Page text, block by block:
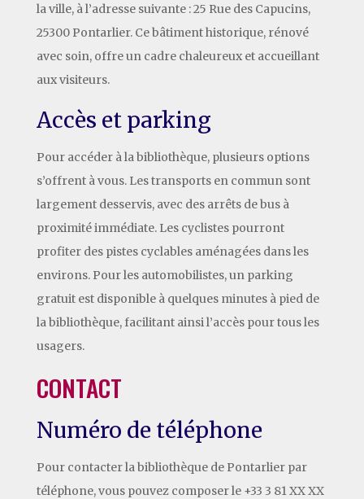
la ville, à l’adresse suivante : 25 Rue des Capucins,
25300 Pontarlier. Ce bâtiment historique, rénové
avec soin, offre un cadre chaleureux et accueillant
aux visiteurs.
Accès et parking
Pour accéder à la bibliothèque, plusieurs options
s’offrent à vous. Les transports en commun sont
largement desservis, avec des arrêts de bus à
proximité immédiate. Les cyclistes pourront
profiter des pistes cyclables aménagées dans les
environs. Pour les automobilistes, un parking
gratuit est disponible à quelques minutes à pied de
la bibliothèque, facilitant ainsi l’accès pour tous les
usagers.
CONTACT
Numéro de téléphone
Pour contacter la bibliothèque de Pontarlier par
téléphone, vous pouvez composer le +33 3 81 XX XX